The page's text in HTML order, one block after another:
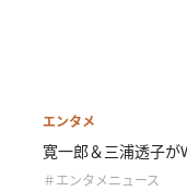
エンタメ
寛一郎＆三浦透子が
＃エンタメニュース